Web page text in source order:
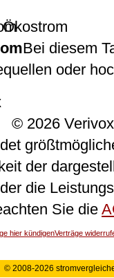
Bei diesem
oder
© 2026
der
die
Sie die
hier kündigenVerträge
© 2008-2026